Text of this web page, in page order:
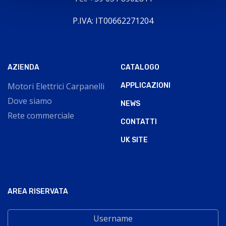
P.IVA: IT00662271204
AZIENDA
Motori Elettrici Carpanelli
Dove siamo
Rete commerciale
CATALOGO
APPLICAZIONI
NEWS
CONTATTI
UK SITE
AREA RISERVATA